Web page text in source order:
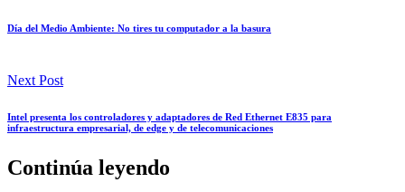
Día del Medio Ambiente: No tires tu computador a la basura
Next Post
Intel presenta los controladores y adaptadores de Red Ethernet E835 para
infraestructura empresarial, de edge y de telecomunicaciones
Continúa leyendo